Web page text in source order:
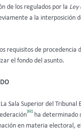
de los regulados por la Ley
a la interposición
requisitos de procedencia
el fondo del asunto.
La Sala Superior del Tribunal
[32]
ha determinado
en materia electoral,